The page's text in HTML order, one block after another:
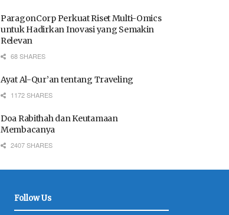
ParagonCorp Perkuat Riset Multi-Omics
untuk Hadirkan Inovasi yang Semakin
Relevan
68 SHARES
Ayat Al-Qur’an tentang Traveling
1172 SHARES
Doa Rabithah dan Keutamaan
Membacanya
2407 SHARES
Follow Us